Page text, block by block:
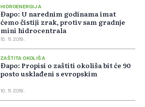
HIDROENERGIJA
Đapo: U narednim godinama imat
ćemo čistiji zrak, protiv sam gradnje
mini hidrocentrala
15. 11. 2019.
ZAŠTITA OKOLIŠA
Đapo: Propisi o zaštiti okoliša bit će 90
posto usklađeni s evropskim
10. 11. 2019.